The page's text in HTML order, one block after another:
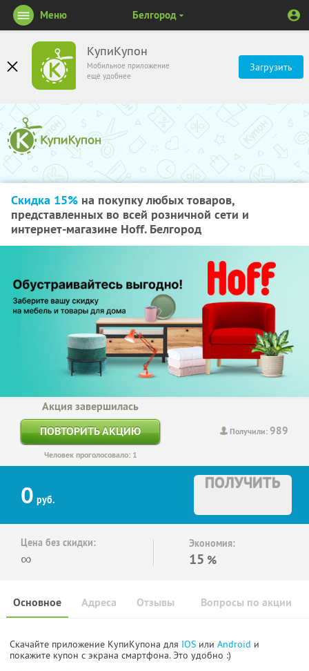
КупиКупон
Мобильное приложение
ещё удобнее
Загрузить
Меню Белгород
Скидка 15% на покупку любых товаров,
представленных во всей розничной сети и
интернет-магазине Hoff. Белгород
Получили:989
Акция завершилась
ПОВТОРИТЬ АКЦИЮ
Человек проголосовало: 1
0 руб.
ПОЛУЧИТЬ
Цена без скидки:
∞
Экономия:
15 %
Основное Отзывы Вопросы по акции
Адреса
Скачайте приложение КупиКупона для IOS или Android и
покажите купон с экрана смартфона. Это удобно :)